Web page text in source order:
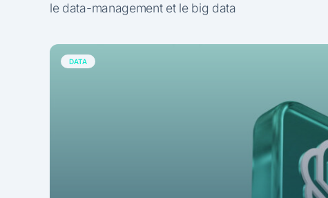
le data-management et le big data
DATA